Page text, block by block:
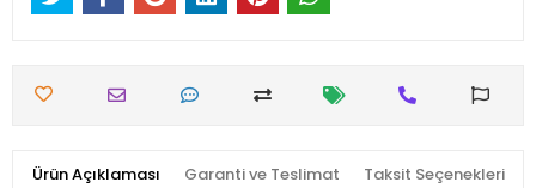
Ürün Açıklaması Garanti ve Teslimat Taksit Seçenekleri